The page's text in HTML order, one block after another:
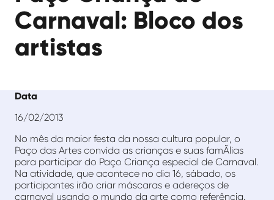
Carnaval: Bloco dos
artistas
Data
16/02/2013
No mês da maior festa da nossa cultura popular, o
Paço das Artes convida as crianças e suas famÃ­lias
para participar do Paço Criança especial de Carnaval.
Na atividade, que acontece no dia 16, sábado, os
participantes irão criar máscaras e adereços de
carnaval usando o mundo da arte como referência.